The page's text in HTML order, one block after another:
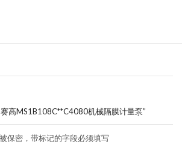
赛高MS1B108C**C4080机械隔膜计量泵”
保密，带标记的字段必须填写